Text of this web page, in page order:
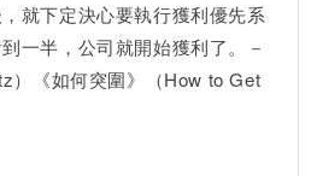
下定決心要執行獲利優先系
一半，公司就開始獲利了。－
）《如何突圍》（How to Get